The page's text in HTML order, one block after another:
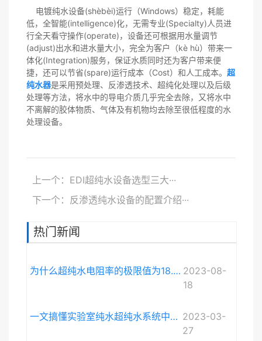
电镀纯水设备(shèbèi)运行（Windows）稳定，耗能
低，全智能(intelligence)化，无需专业(Specialty)人员进
行全天看守操作(operate)，设备还可根据用水量调节
(adjust)出水和进水量大小，完全为客户（kè hù）带来一
体化(Integration)服务，保证水质同时还为客户带来便
捷，还可以节省(spare)运行成本（Cost）和人工成本。 超
纯水器是采用预处理、反渗透技术、超纯化处理以及后级
处理等方法，将水中的导电介质几乎完全去除，又将水中
不离解的胶体物质、气体及有机物均去除至很低程度的水
处理设备。
上一个：EDI超纯水设备选型三大···
下一个：反渗透纯水设备的配置介绍···
热门新闻
为什么超纯水电阻率的极限值为18.248MΩ·cm而不是无限大？ 2023-08-
18
一文搞懂实验室纯水超纯水系统中电导率与电阻率的关系 2023-03-
27